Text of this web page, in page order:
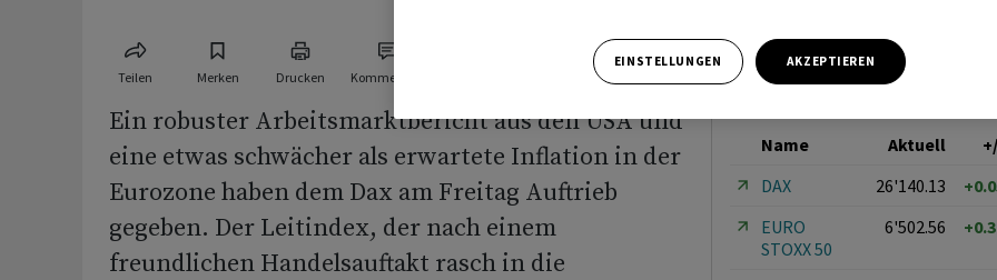
Teilen Merken Drucken Kommentare
Ein robuster Arbeitsmarktbericht aus den USA und
eine etwas schwächer als erwartete Inflation in der
Eurozone haben dem Dax am Freitag Auftrieb
gegeben. Der Leitindex, der nach einem
freundlichen Handelsauftakt rasch in die
Name Aktuell
DAX
26'140.13
EURO
STOXX 50
6'502.56
EINSTELLUNGEN AKZEPTIEREN